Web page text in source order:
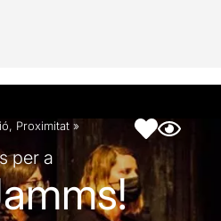
, Proximitat »
per a